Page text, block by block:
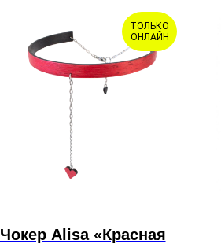
ТОЛЬКО
ОНЛАЙН
Чокер Alisa «Красная